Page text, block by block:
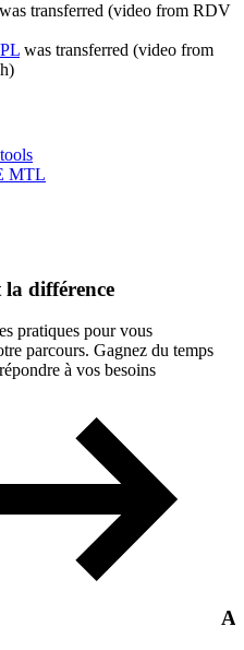
was transferred (video from RDV
was transferred (video from
MTL
la différence
pratiques pour vous
parcours. Gagnez du temps
à vos besoins